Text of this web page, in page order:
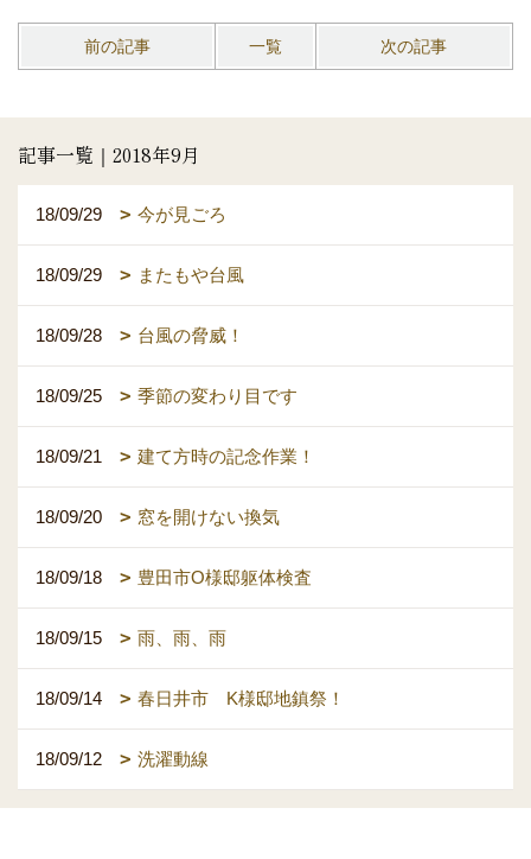
前の記事 一覧 次の記事
記事一覧｜2018年9月
18/09/29 今が見ごろ
18/09/29 またもや台風
18/09/28 台風の脅威！
18/09/25 季節の変わり目です
18/09/21 建て方時の記念作業！
18/09/20 窓を開けない換気
18/09/18 豊田市O様邸躯体検査
18/09/15 雨、雨、雨
18/09/14 春日井市 K様邸地鎮祭！
18/09/12 洗濯動線